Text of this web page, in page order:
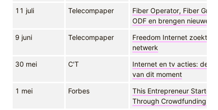
11 juli
Telecompaper
Fiber Operator, Fiber
ODF en brengen nieuwe
9 juni
Telecompaper
Freedom Internet zoekt
netwerk
30 mei
C'T
Internet en tv acties: de
van dit moment
1 mei
Forbes
This Entrepreneur Started
Through Crowdfunding